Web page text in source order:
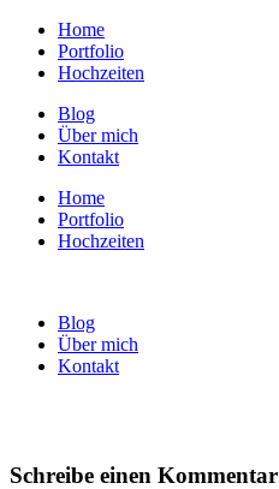
Home
Portfolio
Hochzeiten
Blog
Über mich
Kontakt
Home
Portfolio
Hochzeiten
Blog
Über mich
Kontakt
Schreibe einen Kommentar